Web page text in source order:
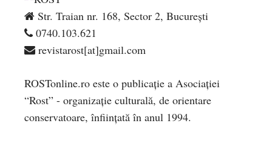
Str. Traian nr. 168, Sector 2, București
0740.103.621
revistarost[at]gmail.com
ROSTonline.ro este o publicaţie a Asociaţiei
“Rost” - organizaţie culturală, de orientare
conservatoare, înfiinţată în anul 1994.